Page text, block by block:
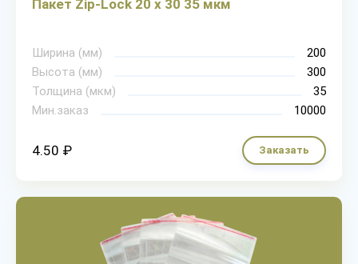
Пакет Zip-Lock 20 х 30 35 мкм
Ширина (мм)
200
Высота (мм)
300
Толщина (мкм)
35
Мин.заказ
10000
4.50 ₽ Заказать